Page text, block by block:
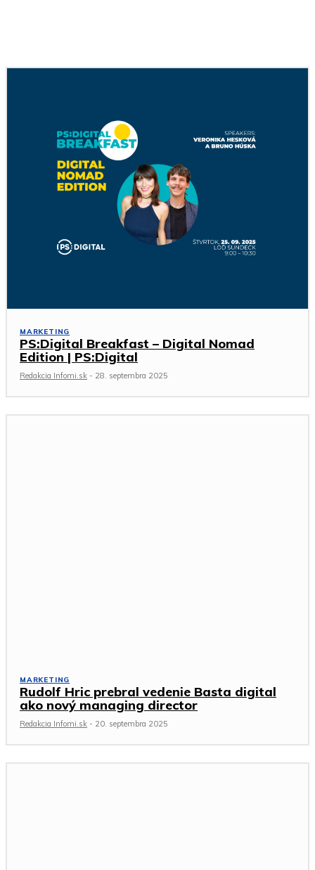
MARKETING
PS:Digital Breakfast – Digital Nomad
Edition | PS:Digital
Redakcia Infomi.sk - 28. septembra 2025
MARKETING
Rudolf Hric prebral vedenie Basta digital
ako nový managing director
Redakcia Infomi.sk - 20. septembra 2025